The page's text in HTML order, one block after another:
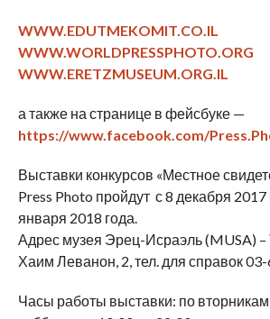
WWW.EDUTMEKOMIT.CO.IL
WWW.WORLDPRESSPHOTO.ORG
WWW.ERETZMUSEUM.ORG.IL
а также на странице в фейсбуке —
https://www.facebook.com/
Выставки конкурсов «Местное
Press Photo пройдут с 8 декабря 2017
января 2018 года.
Адрес музея Эрец-Исраэль (MUSA) –
Хаим Леванон, 2, тел. для справок
Часы работы выставки: по